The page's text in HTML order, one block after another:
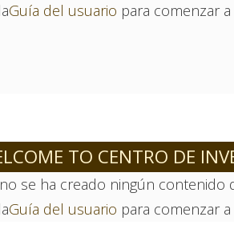
Guía del usuario para comenzar
TO CENTRO DE
se ha creado ningún contenido
Guía del usuario para comenzar